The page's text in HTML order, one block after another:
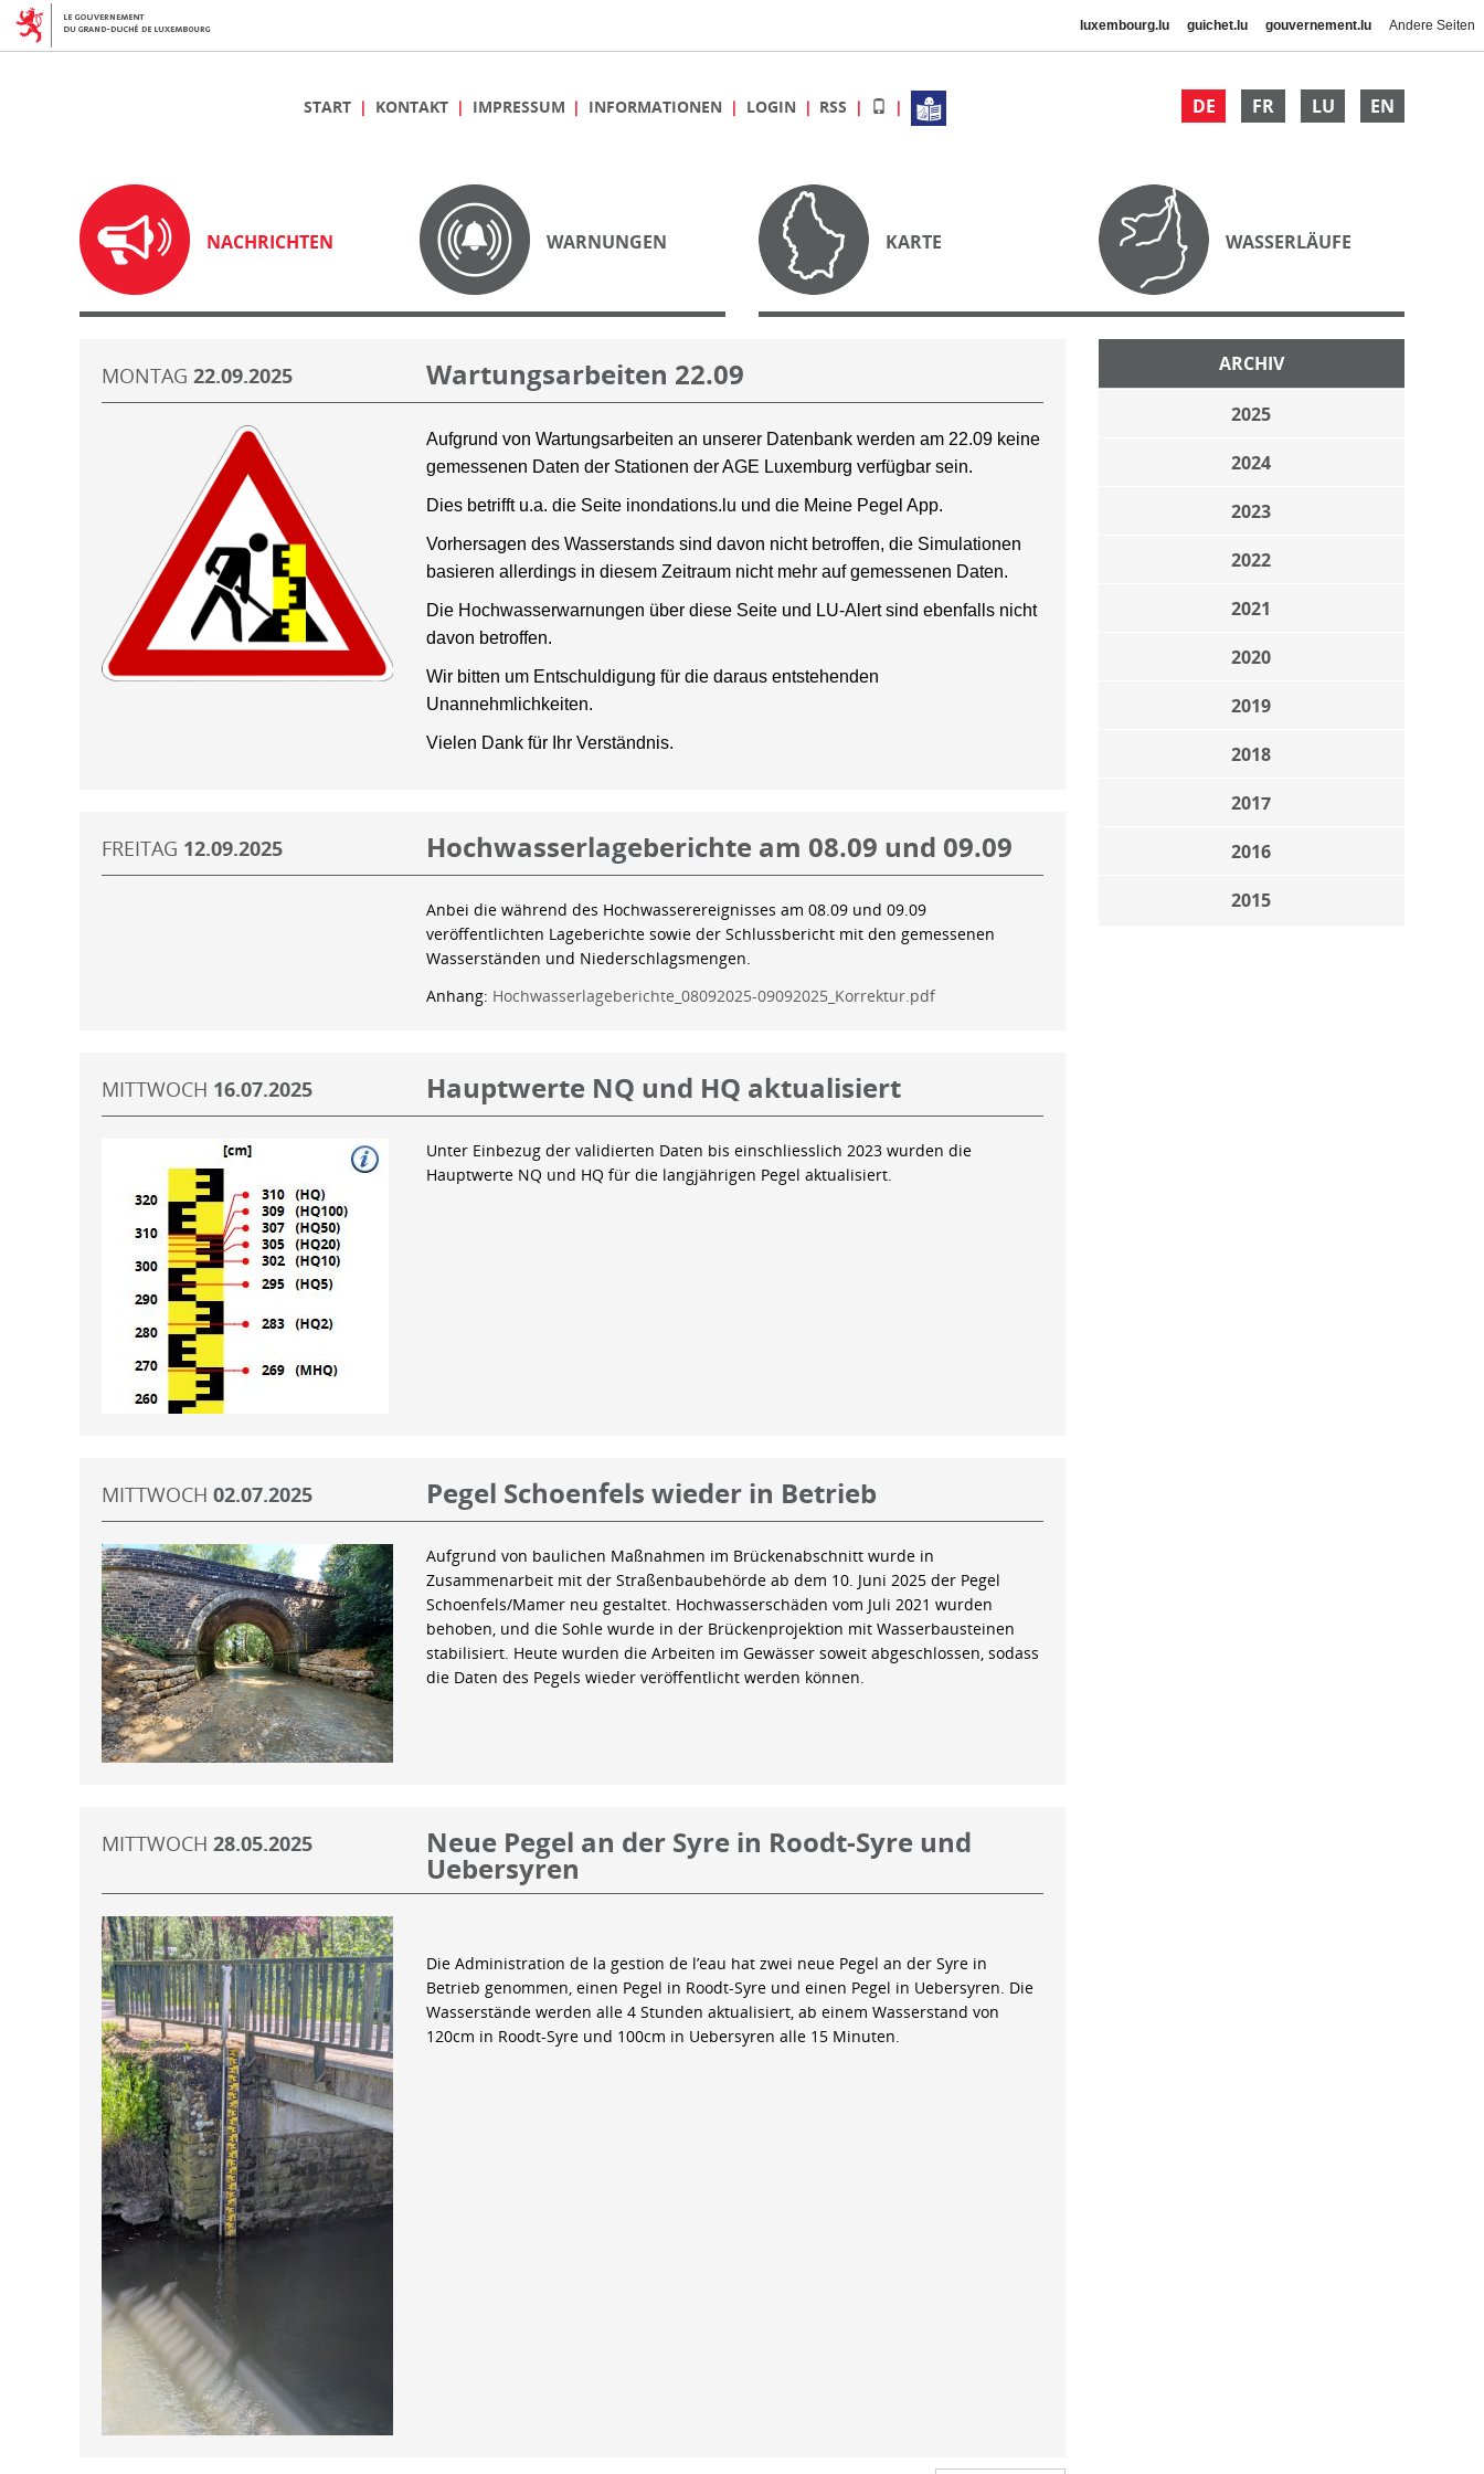
luxembourg.lu guichet.lu gouvernement.lu Andere Seiten
DE FR LU EN
START KONTAKT IMPRESSUM INFORMATIONEN LOGIN RSS
NACHRICHTEN WARNUNGEN KARTE WASSERLÄUFE
ARCHIV
2025
2024
2023
2022
2021
2020
2019
2018
2017
2016
2015
MONTAG 22.09.2025 Wartungsarbeiten 22.09
Aufgrund von Wartungsarbeiten an unserer Datenbank werden am 22.09 keine
gemessenen Daten der Stationen der AGE Luxemburg verfügbar sein.
Dies betrifft u.a. die Seite inondations.lu und die Meine Pegel App.
Vorhersagen des Wasserstands sind davon nicht betroffen, die Simulationen
basieren allerdings in diesem Zeitraum nicht mehr auf gemessenen Daten.
Die Hochwasserwarnungen über diese Seite und LU-Alert sind ebenfalls nicht
davon betroffen.
Wir bitten um Entschuldigung für die daraus entstehenden
Unannehmlichkeiten.
Vielen Dank für Ihr Verständnis.
FREITAG 12.09.2025 Hochwasserlageberichte am 08.09 und 09.09
Anbei die während des Hochwasserereignisses am 08.09 und 09.09
veröffentlichten Lageberichte sowie der Schlussbericht mit den gemessenen
Wasserständen und Niederschlagsmengen.
Anhang: Hochwasserlageberichte_08092025-09092025_Korrektur.pdf
MITTWOCH 16.07.2025 Hauptwerte NQ und HQ aktualisiert
Unter Einbezug der validierten Daten bis einschliesslich 2023 wurden die
Hauptwerte NQ und HQ für die langjährigen Pegel aktualisiert.
MITTWOCH 02.07.2025 Pegel Schoenfels wieder in Betrieb
Aufgrund von baulichen Maßnahmen im Brückenabschnitt wurde in
Zusammenarbeit mit der Straßenbaubehörde ab dem 10. Juni 2025 der Pegel
Schoenfels/Mamer neu gestaltet. Hochwasserschäden vom Juli 2021 wurden
behoben, und die Sohle wurde in der Brückenprojektion mit Wasserbausteinen
stabilisiert. Heute wurden die Arbeiten im Gewässer soweit abgeschlossen, sodass
die Daten des Pegels wieder veröffentlicht werden können.
MITTWOCH 28.05.2025 Neue Pegel an der Syre in Roodt-Syre und
Uebersyren
Die Administration de la gestion de l’eau hat zwei neue Pegel an der Syre in
Betrieb genommen, einen Pegel in Roodt-Syre und einen Pegel in Uebersyren. Die
Wasserstände werden alle 4 Stunden aktualisiert, ab einem Wasserstand von
120cm in Roodt-Syre und 100cm in Uebersyren alle 15 Minuten.